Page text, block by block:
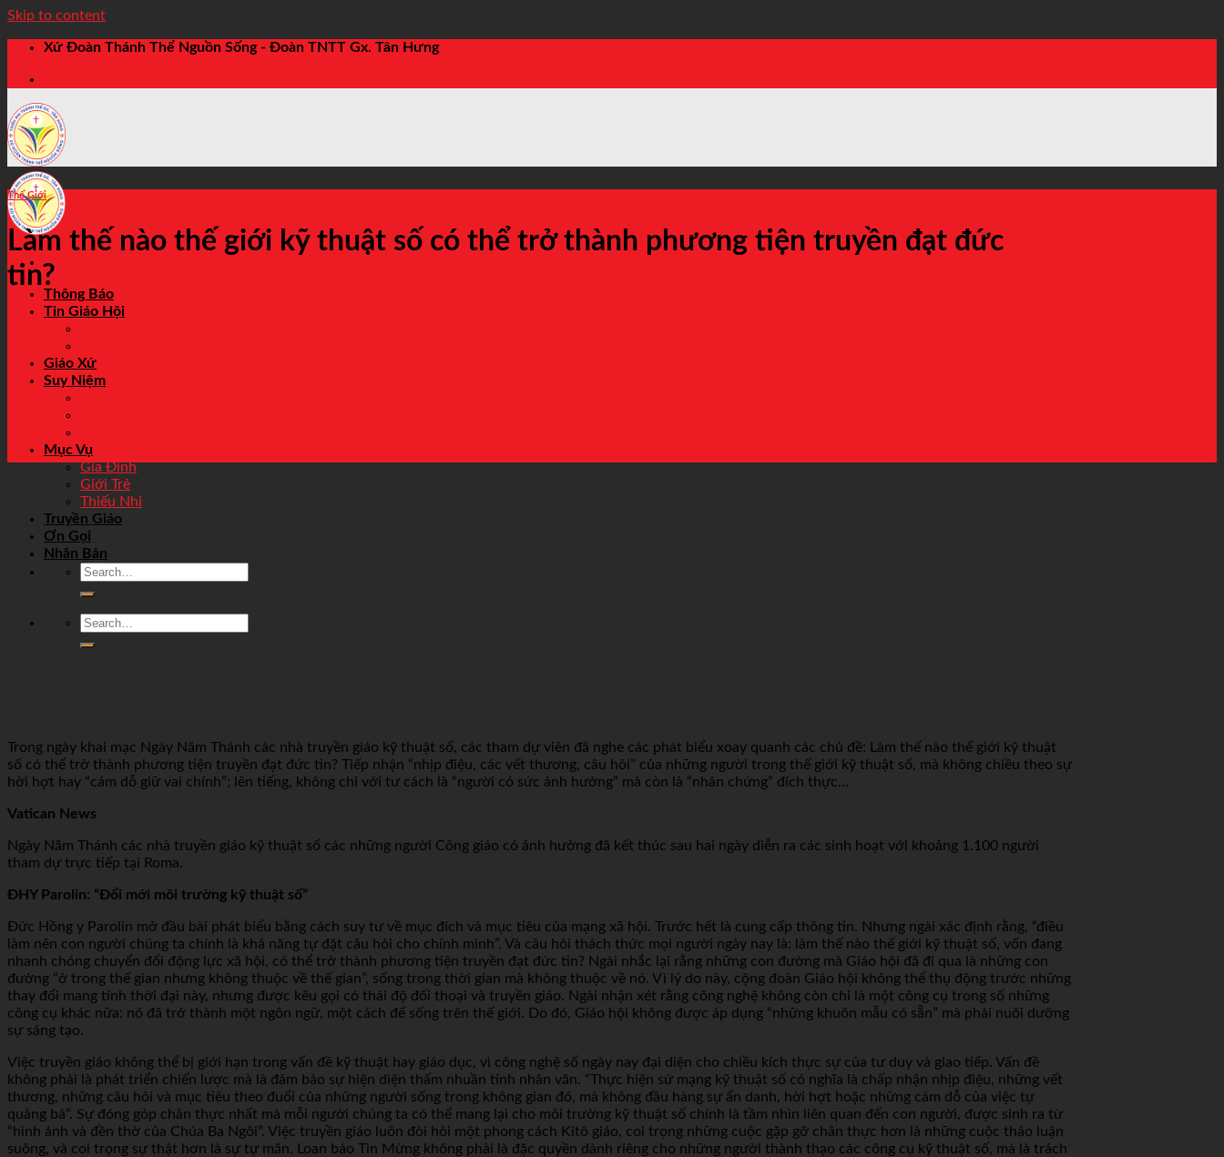
Skip to content
Xứ Đoàn Thánh Thể Nguồn Sống - Đoàn TNTT Gx. Tân Hưng
Thông Báo
Tin Giáo Hội
Giáo Xứ
Suy Niệm
Mục Vụ
Gia Đình
Giới Trẻ
Thiếu Nhi
Truyền Giáo
Ơn Gọi
Nhân Bản
Thế Giới
Làm thế nào thế giới kỹ thuật số có thể trở thành phương tiện truyền đạt đức
tin?
Trong ngày khai mạc Ngày Năm Thánh các nhà truyền giáo kỹ thuật số, các tham dự viên đã nghe các phát biểu xoay quanh các chủ đề: Làm thế nào thế giới kỹ thuật
số có thể trở thành phương tiện truyền đạt đức tin? Tiếp nhận “nhịp điệu, các vết thương, câu hỏi” của những người trong thế giới kỹ thuật số, mà không chiều theo sự
hời hợt hay “cám dỗ giữ vai chính”; lên tiếng, không chỉ với tư cách là “người có sức ảnh hưởng” mà còn là “nhân chứng” đích thực…
Vatican News
Ngày Năm Thánh các nhà truyền giáo kỹ thuật số các những người Công giáo có ảnh hưởng đã kết thúc sau hai ngày diễn ra các sinh hoạt với khoảng 1.100 người
tham dự trực tiếp tại Roma.
ĐHY Parolin: “Đổi mới môi trường kỹ thuật số”
Đức Hồng y Parolin mở đầu bài phát biểu bằng cách suy tư về mục đích và mục tiêu của mạng xã hội. Trước hết là cung cấp thông tin. Nhưng ngài xác định rằng, “điều
làm nên con người chúng ta chính là khả năng tự đặt câu hỏi cho chính mình”. Và câu hỏi thách thức mọi người ngày nay là: làm thế nào thế giới kỹ thuật số, vốn đang
nhanh chóng chuyển đổi động lực xã hội, có thể trở thành phương tiện truyền đạt đức tin? Ngài nhắc lại rằng những con đường mà Giáo hội đã đi qua là những con
đường “ở trong thế gian nhưng không thuộc về thế gian”, sống trong thời gian mà không thuộc về nó. Vì lý do này, cộng đoàn Giáo hội không thể thụ động trước những
thay đổi mang tính thời đại này, nhưng được kêu gọi có thái độ đối thoại và truyền giáo. Ngài nhận xét rằng công nghệ không còn chỉ là một công cụ trong số những
công cụ khác nữa: nó đã trở thành một ngôn ngữ, một cách để sống trên thế giới. Do đó, Giáo hội không được áp dụng “những khuôn mẫu có sẵn” mà phải nuôi dưỡng
sự sáng tạo.
Việc truyền giáo không thể bị giới hạn trong vấn đề kỹ thuật hay giáo dục, vì công nghệ số ngày nay đại diện cho chiều kích thực sự của tư duy và giao tiếp. Vấn đề
không phải là phát triển chiến lược mà là đảm bảo sự hiện diện thấm nhuần tính nhân văn. “Thực hiện sứ mạng kỹ thuật số có nghĩa là chấp nhận nhịp điệu, những vết
thương, những câu hỏi và mục tiêu theo đuổi của những người sống trong không gian đó, mà không đầu hàng sự ẩn danh, hời hợt hoặc những cám dỗ của việc tự
quảng bá”. Sự đóng góp chân thực nhất mà mỗi người chúng ta có thể mang lại cho môi trường kỹ thuật số chính là tầm nhìn liên quan đến con người, được sinh ra từ
“hình ảnh và đền thờ của Chúa Ba Ngôi”. Việc truyền giáo luôn đòi hỏi một phong cách Kitô giáo, coi trọng những cuộc gặp gỡ chân thực hơn là những cuộc thảo luận
suông, và coi trọng sự thật hơn là sự tự mãn. Loan báo Tin Mừng không phải là đặc quyền dành riêng cho những người thành thạo các công cụ kỹ thuật số, mà là trách